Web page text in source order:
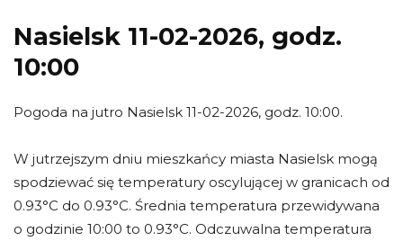
Nasielsk 11-02-2026, godz.
10:00
Pogoda na jutro Nasielsk 11-02-2026, godz. 10:00.
W jutrzejszym dniu mieszkańcy miasta Nasielsk mogą
spodziewać się temperatury oscylującej w granicach od
0.93°C do 0.93°C. Średnia temperatura przewidywana
o godzinie 10:00 to 0.93°C. Odczuwalna temperatura